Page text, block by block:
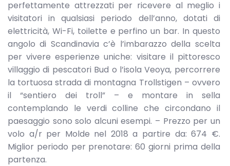
perfettamente attrezzati per ricevere al meglio i
visitatori in qualsiasi periodo dell’anno, dotati di
elettricità, Wi-Fi, toilette e perfino un bar. In questo
angolo di Scandinavia c’è l’imbarazzo della scelta
per vivere esperienze uniche: visitare il pittoresco
villaggio di pescatori Bud o l’isola Veoya, percorrere
la tortuosa strada di montagna Trollstigen – ovvero
il “sentiero dei troll” – e montare in sella
contemplando le verdi colline che circondano il
paesaggio sono solo alcuni esempi. – Prezzo per un
volo a/r per Molde nel 2018 a partire da: 674 €.
Miglior periodo per prenotare: 60 giorni prima della
partenza.